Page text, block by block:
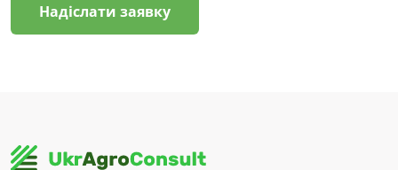
Надіслати заявку